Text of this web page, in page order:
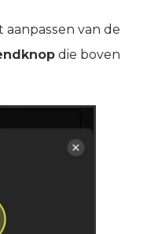
van de
die boven